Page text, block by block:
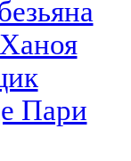
Пари